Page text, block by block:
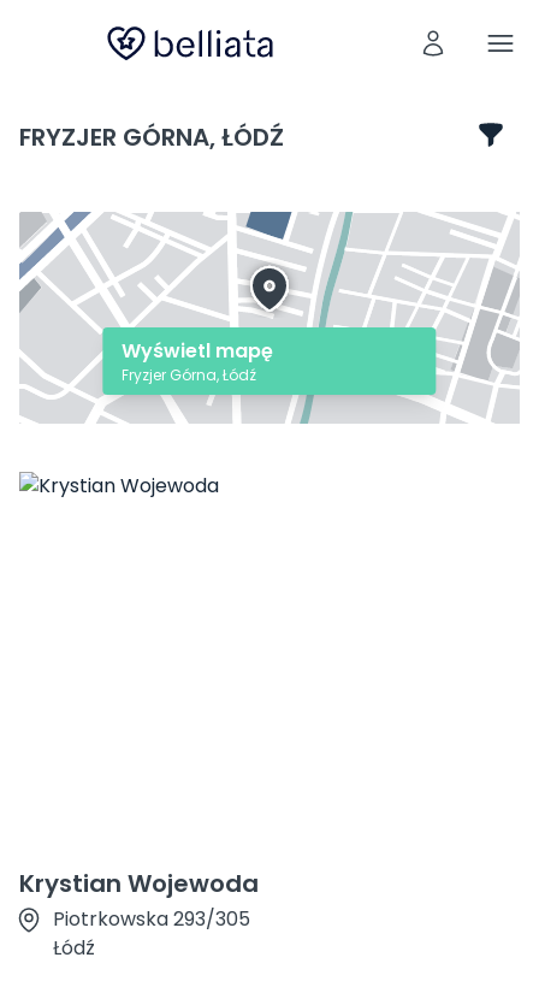
FRYZJER GÓRNA, ŁÓDŹ
Krystian Wojewoda
Piotrkowska 293/305
Łódź
Wyświetl mapę
Fryzjer Górna, Łódź